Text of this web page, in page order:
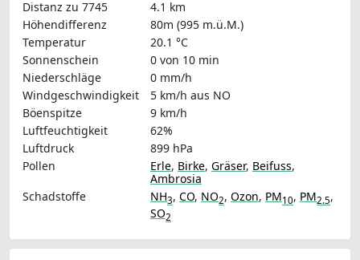
Distanz zu 7745
4.1 km
Höhendifferenz
80m (995 m.ü.M.)
Temperatur
20.1 °C
Sonnenschein
0 von 10 min
Niederschläge
0 mm/h
Windgeschwindigkeit
5 km/h aus NO
Böenspitze
9 km/h
Luftfeuchtigkeit
62%
Luftdruck
899 hPa
Pollen
Erle, Birke, Gräser, Beifuss,
Ambrosia
Schadstoffe
NH3, CO, NO2, Ozon, PM10, PM2.5,
SO2